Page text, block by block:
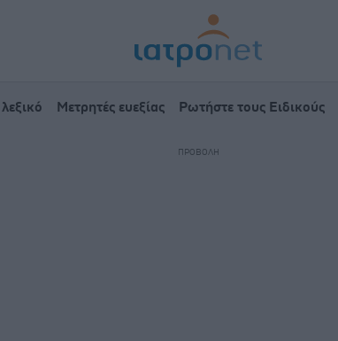
λεξικό Μετρητές ευεξίας Ρωτήστε τους Ειδικούς